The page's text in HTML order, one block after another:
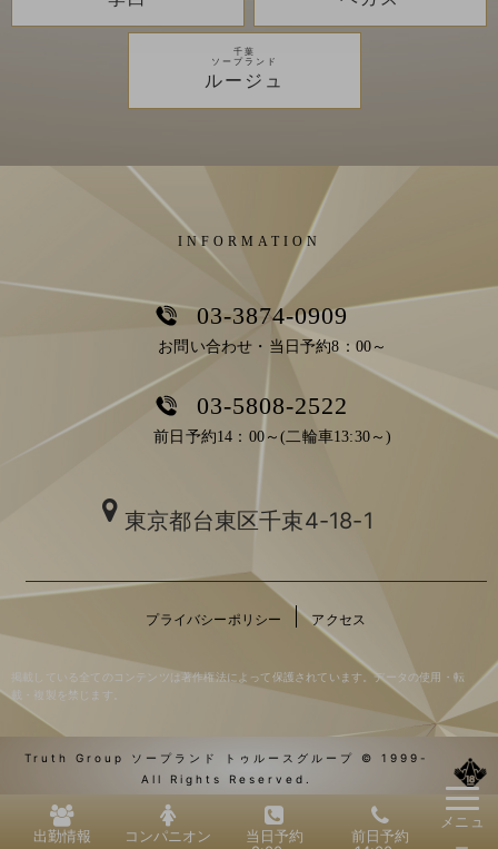
千葉
ソープランド
ルージュ
INFORMATION
03-3874-0909
お問い合わせ・当日予約8：00～
03-5808-2522
前日予約14：00～(二輪車13:30～)
東京都台東区千束4-18-1
プライバシーポリシー アクセス
掲載している全てのコンテンツは著作権法によって保護されています。データの使用・転
載・複製を禁じます。
Truth Group ソープランド トゥルースグループ © 1999-
All Rights Reserved.
メニュ
出勤情報 コンパニオン
当日予約
前日予約